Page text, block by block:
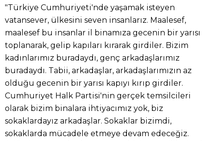
"Türkiye Cumhuriyeti'nde yaşamak isteyen
vatansever, ülkesini seven insanlarız. Maalesef,
maalesef bu insanlar il binamıza gecenin bir yarısı
toplanarak, gelip kapıları kırarak girdiler. Bizim
kadınlarımız buradaydı, genç arkadaşlarımız
buradaydı. Tabii, arkadaşlar, arkadaşlarımızın az
olduğu gecenin bir yarısı kapıyı kırıp girdiler.
Cumhuriyet Halk Partisi'nin gerçek temsilcileri
olarak bizim binalara ihtiyacımız yok, biz
sokaklardayız arkadaşlar. Sokaklar bizimdi,
sokaklarda mücadele etmeye devam edeceğiz.